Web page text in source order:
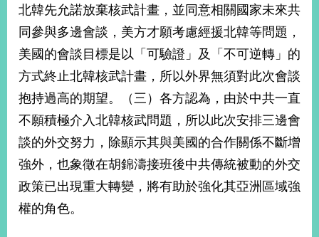
落
海
和
平
護
照
首
頁
網
站
關
北韓先允諾放棄核武計畫，並同意相關國家未來共
同參與多邊會談，美方才願考慮經援北韓等問題，
美國的會談目標是以「可驗證」及「不可逆轉」的
方式終止北韓核武計畫，所以外界無須對此次會談
抱持過高的期望。（三）各方認為，由於中共一直
不願積極介入北韓核武問題，所以此次安排三邊會
談的外交努力，除顯示其與美國的合作關係不斷增
強外，也象徵在胡錦濤接班後中共傳統被動的外交
政策已出現重大轉變，將有助於強化其亞洲區域強
權的角色。